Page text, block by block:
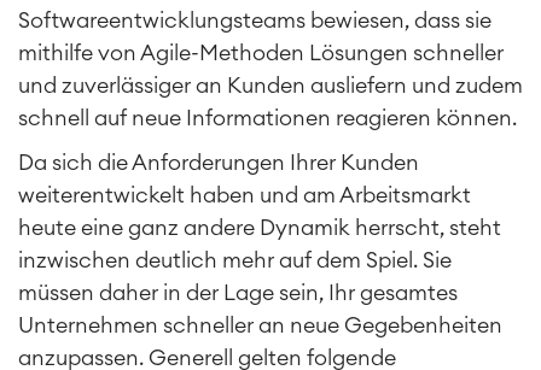
Softwareentwicklungsteams bewiesen, dass sie
mithilfe von Agile-Methoden Lösungen schneller
und zuverlässiger an Kunden ausliefern und zudem
schnell auf neue Informationen reagieren können.
Da sich die Anforderungen Ihrer Kunden
weiterentwickelt haben und am Arbeitsmarkt
heute eine ganz andere Dynamik herrscht, steht
inzwischen deutlich mehr auf dem Spiel. Sie
müssen daher in der Lage sein, Ihr gesamtes
Unternehmen schneller an neue Gegebenheiten
anzupassen. Generell gelten folgende